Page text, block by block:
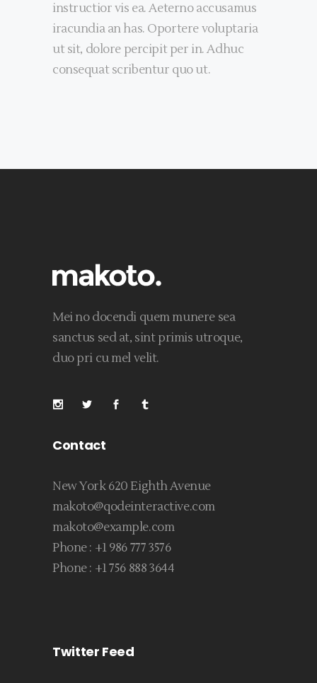
instructior vis ea. Aeterno accusamus
iracundia an has. Oportere voluptaria
ut sit, dolore percipit per in. Adhuc
consequat scribentur quo ut.
Mei no docendi quem munere sea
sanctus sed at, sint primis utroque,
duo pri cu mel velit.
Contact
New York 620 Eighth Avenue
makoto@qodeinteractive.com
makoto@example.com
Phone : +1 986 777 3576
Phone : +1 756 888 3644
Twitter Feed